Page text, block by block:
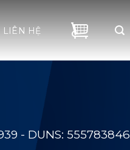
LIÊN HỆ
- DUNS: 555783846